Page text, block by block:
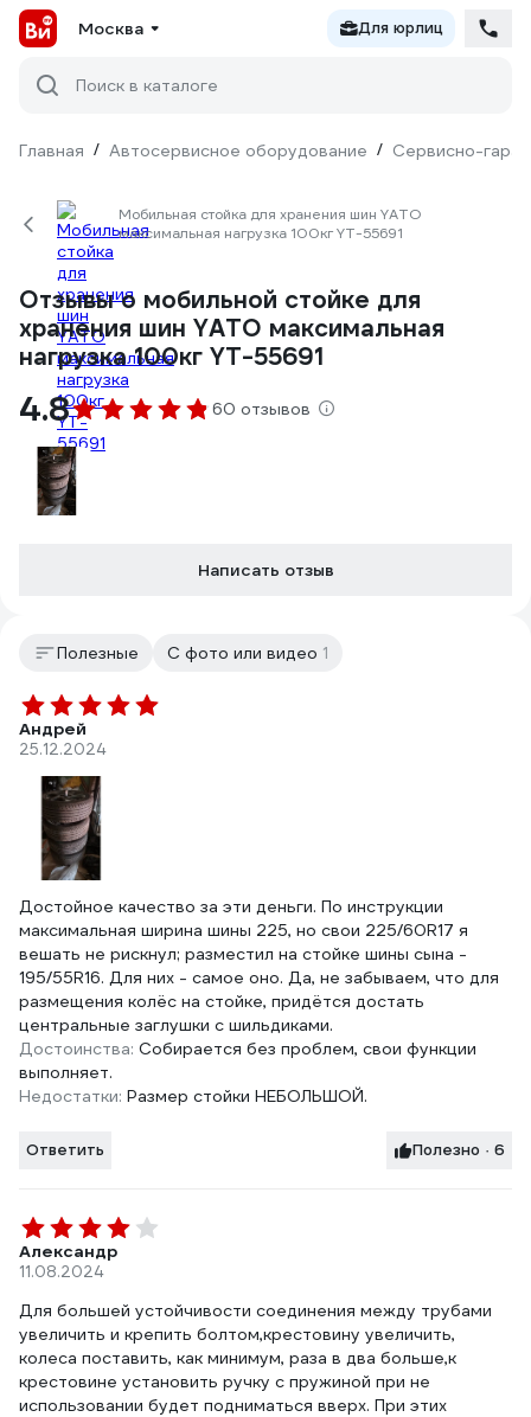
Москва Для юрлиц
Поиск в каталоге
Главная / Автосервисное оборудование / Сервисно-
Мобильная стойка для хранения шин YATO
максимальная нагрузка 100кг YT-55691
Отзывы о мобильной стойке для
хранения шин YATO максимальная
нагрузка 100кг YT-55691
4.8 60 отзывов
Написать отзыв
Полезные С фото или видео 1
Андрей
25.12.2024
Достойное качество за эти деньги. По инструкции
максимальная ширина шины 225, но свои 225/60R17 я
вешать не рискнул; разместил на стойке шины сына -
195/55R16. Для них - самое оно. Да, не забываем, что для
размещения колёс на стойке, придётся достать
центральные заглушки с шильдиками.
Достоинства: Собирается без проблем, свои функции
выполняет.
Недостатки: Размер стойки НЕБОЛЬШОЙ.
Ответить Полезно · 6
Александр
11.08.2024
Для большей устойчивости соединения между трубами
увеличить и крепить болтом,крестовину увеличить,
колеса поставить, как минимум, раза в два больше,к
крестовине установить ручку с пружиной при не
использовании будет подниматься вверх. При этих